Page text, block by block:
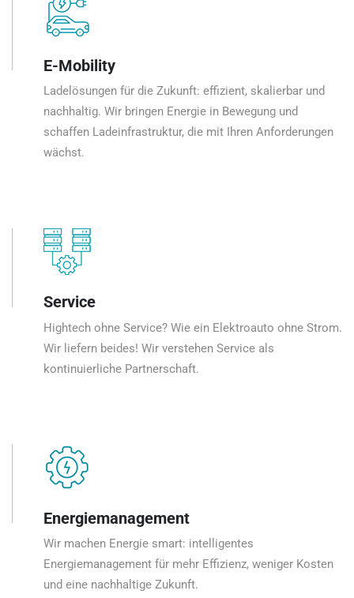
E-Mobility
Ladelösungen für die Zukunft: effizient, skalierbar und
nachhaltig. Wir bringen Energie in Bewegung und
schaffen Ladeinfrastruktur, die mit Ihren Anforderungen
wächst.
Service
Hightech ohne Service? Wie ein Elektroauto ohne Strom.
Wir liefern beides! Wir verstehen Service als
kontinuierliche Partnerschaft.
Energiemanagement
Wir machen Energie smart: intelligentes
Energiemanagement für mehr Effizienz, weniger Kosten
und eine nachhaltige Zukunft.